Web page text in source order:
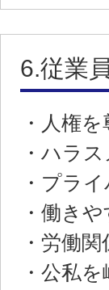
6.従業
・人権
・ハラ
・プラ
・働き
・労働
・公私